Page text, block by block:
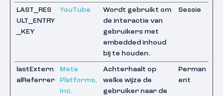
LAST_RES
ULT_ENTRY
_KEY
YouTube
Wordt gebruikt om
de interactie van
gebruikers met
embedded inhoud
bij te houden.
Sessie
lastExtern
alReferrer
Meta
Platforms,
Inc.
Achterhaalt op
welke wijze de
gebruiker naar de
Perman
ent